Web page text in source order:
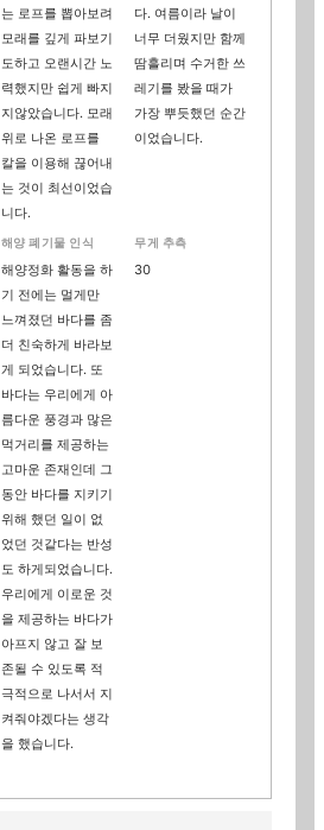
는 로프를 뽑아보려
모래를 깊게 파보기
도하고 오랜시간 노
력했지만 쉽게 빠지
지않았습니다. 모래
위로 나온 로프를
칼을 이용해 끊어내
는 것이 최선이었습
니다.
다. 여름이라 날이
너무 더웠지만 함께
땀흘리며 수거한 쓰
레기를 봤을 때가
가장 뿌듯했던 순간
이었습니다.
해양 폐기물 인식
해양정화 활동을 하
기 전에는 멀게만
느껴졌던 바다를 좀
더 친숙하게 바라보
게 되었습니다. 또
바다는 우리에게 아
름다운 풍경과 많은
먹거리를 제공하는
고마운 존재인데 그
동안 바다를 지키기
위해 했던 일이 없
었던 것같다는 반성
도 하게되었습니다.
우리에게 이로운 것
을 제공하는 바다가
아프지 않고 잘 보
존될 수 있도록 적
극적으로 나서서 지
켜줘야겠다는 생각
을 했습니다.
무게 추측
30